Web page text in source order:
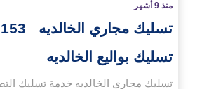
منذ 9 أشهر
تسليك بواليع الخالديه
تسليك مجاري الخالديه خدمة تسليك